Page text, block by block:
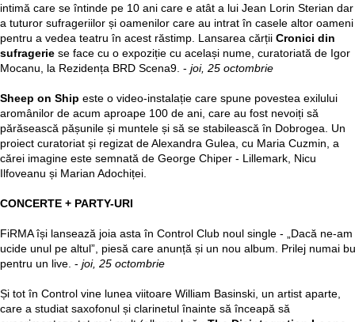
intimă care se întinde pe 10 ani care e atât a lui Jean Lorin Sterian
a tuturor sufrageriilor și oamenilor care au intrat în casele altor oameni
pentru a vedea teatru în acest răstimp. Lansarea cărții Cronici din
sufragerie se face cu o expoziție cu același nume, curatoriată de Igor
Mocanu, la Rezidența BRD Scena9. - joi, 25 octombrie
Sheep on Ship este o video-instalație care spune povestea exilului
aromânilor de acum aproape 100 de ani, care au fost nevoiți să
părăsească pășunile și muntele și să se stabilească în Dobrogea. Un
proiect curatoriat și regizat de Alexandra Gulea, cu Maria Cuzmin, a
cărei imagine este semnată de George Chiper - Lillemark, Nicu
Ilfoveanu și Marian Adochiței.
CONCERTE + PARTY-URI
FiRMA își lansează joia asta în Control Club noul single - „Dacă ne-am
ucide unul pe altul”, piesă care anunță și un nou album. Prilej numai
pentru un live. - joi, 25 octombrie
Și tot în Control vine lunea viitoare William Basinski, un artist aparte,
care a studiat saxofonul și clarinetul înainte să înceapă să